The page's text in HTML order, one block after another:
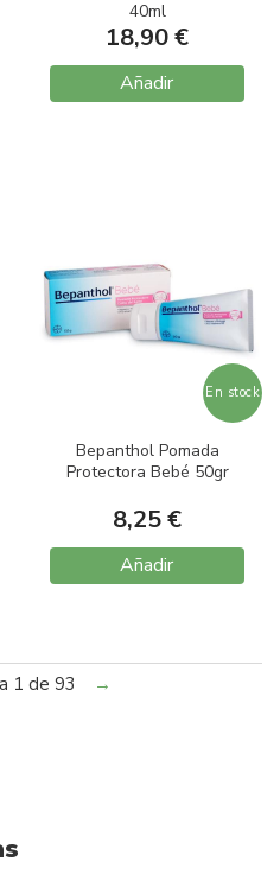
40ml
18,90 €
Añadir
En stock
Bepanthol Pomada
Protectora Bebé 50gr
8,25 €
Añadir
1 de 93 →